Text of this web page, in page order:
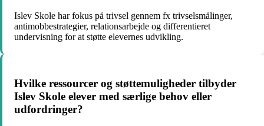
Islev Skole har fokus på trivsel gennem fx trivselsmålinger,
antimobbestrategier, relationsarbejde og differentieret
undervisning for at støtte elevernes udvikling.
Hvilke ressourcer og støttemuligheder tilbyder
Islev Skole elever med særlige behov eller
udfordringer?